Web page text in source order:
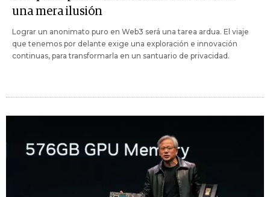
una mera ilusión
Lograr un anonimato puro en Web3 será una tarea ardua. El viaje
que tenemos por delante exige una exploración e innovación
continuas, para transformarla en un santuario de privacidad.